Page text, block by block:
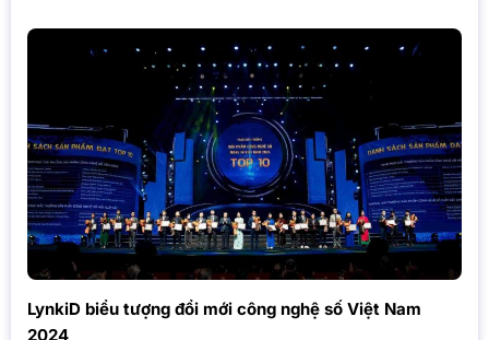
LynkiD biểu tượng đổi mới công nghệ số Việt Nam
2024